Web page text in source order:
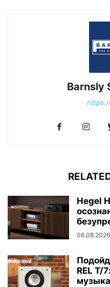
Barnsly
Hegel
06.08.2026
REL T/